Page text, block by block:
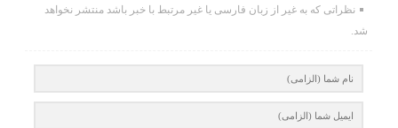
نظراتی که به غیر از زبان فارسی یا غیر مرتبط با خبر باشد منتشر نخواهد
شد.